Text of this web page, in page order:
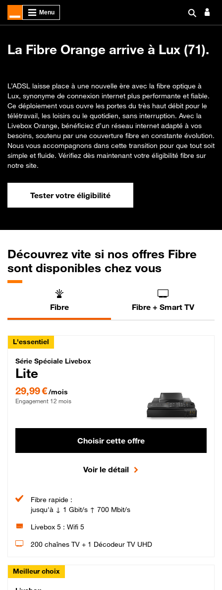
La Fibre Orange arrive à Lux (71).
L’ADSL laisse place à une nouvelle ère avec la fibre optique à
Lux, synonyme de connexion internet plus performante et fiable.
Ce déploiement vous ouvre les portes du très haut débit pour le
télétravail, les loisirs ou le quotidien, sans interruption. Avec la
Livebox Orange, bénéficiez d’un réseau internet adapté à vos
besoins, soutenu par une couverture fibre en constante évolution.
Nous vous accompagnons dans cette transition pour que tout soit
simple et fluide. Vérifiez dès maintenant votre éligibilité fibre sur
notre site.
Tester votre éligibilité
Découvrez vite si nos offres Fibre
sont disponibles chez vous
Fibre Fibre + Smart TV
L'essentiel
Série Spéciale Livebox Lite Fibre
Série Spéciale Livebox
Lite
29,99 €/mois
Engagement 12 mois
Choisir cette offre
Voir le détail
Fibre rapide :
jusqu'à ↓ 1 Gbit/s ↑ 700 Mbit/s
Livebox 5 : Wifi 5
200 chaînes TV + 1 Décodeur TV UHD
Meilleur choix